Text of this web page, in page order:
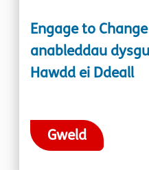
Engage to
anableddau
Hawdd ei Ddeall
Gweld